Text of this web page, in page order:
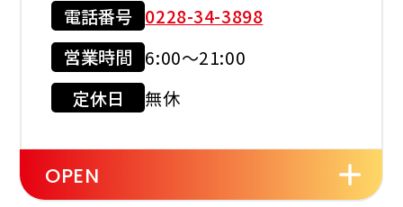
現金会員
店舗サービス
電話番号 0228-34-3898
営業時間 6:00～21:00
定休日
無休
OPEN